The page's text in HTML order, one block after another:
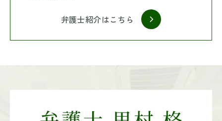
弁護士紹介はこちら